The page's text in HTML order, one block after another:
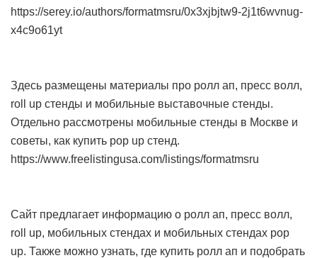
https://serey.io/authors/formatmsru/0x3xjbjtw9-2j1t6wvnug-
x4c9o61yt
Здесь размещены материалы про ролл ап, пресс волл,
roll up стенды и мобильные выставочные стенды.
Отдельно рассмотрены мобильные стенды в Москве и
советы, как купить pop up стенд.
https://www.freelistingusa.com/listings/formatmsru
Сайт предлагает информацию о ролл ап, пресс волл,
roll up, мобильных стендах и мобильных стендах pop
up. Также можно узнать, где купить ролл ап и подобрать